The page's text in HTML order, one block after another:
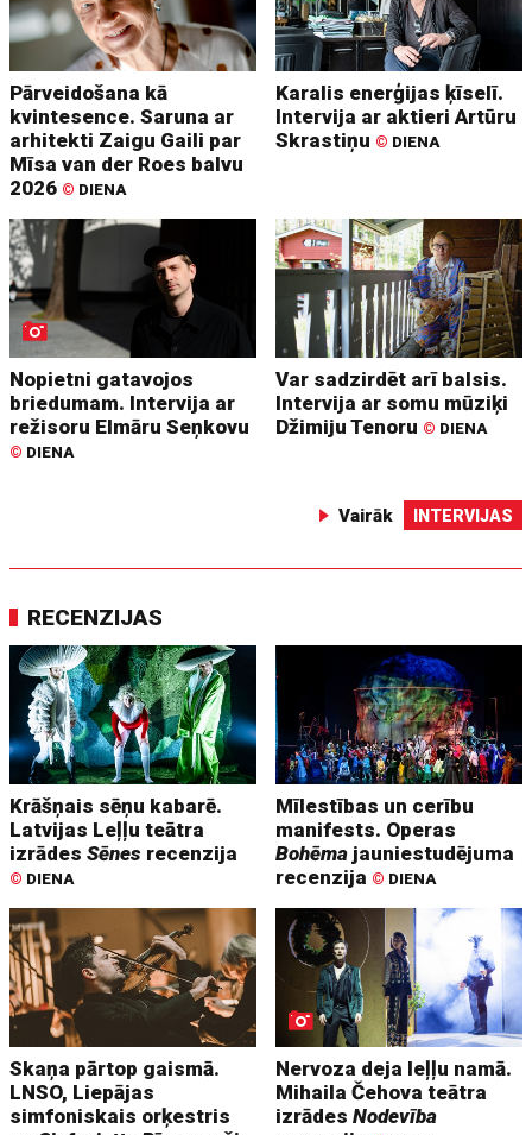
Pārveidošana kā
kvintesence. Saruna ar
arhitekti Zaigu Gaili par
Mīsa van der Roes balvu
2026 © DIENA
Karalis enerģijas ķīselī.
Intervija ar aktieri Artūru
Skrastiņu © DIENA
Nopietni gatavojos
briedumam. Intervija ar
režisoru Elmāru Seņkovu
© DIENA
Var sadzirdēt arī balsis.
Intervija ar somu mūziķi
Džimiju Tenoru © DIENA
Vairāk INTERVIJAS
RECENZIJAS
Krāšņais sēņu kabarē.
Latvijas Leļļu teātra
izrādesSēnes recenzija
© DIENA
Mīlestības un cerību
manifests. Operas
Bohēma jauniestudējuma
recenzija © DIENA
Skaņa pārtop gaismā.
LNSO, Liepājas
simfoniskais orķestris
Nervoza deja leļļu namā.
Mihaila Čehova teātra
izrādesNodevība